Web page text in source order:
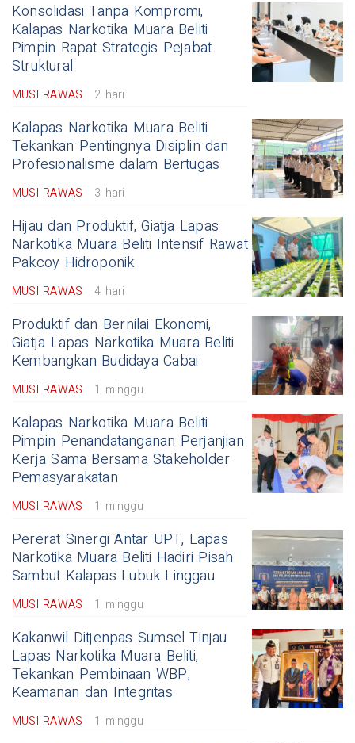
Konsolidasi Tanpa Kompromi,
Kalapas Narkotika Muara Beliti
Pimpin Rapat Strategis Pejabat
Struktural
MUSI RAWAS 2 hari
Kalapas Narkotika Muara Beliti
Tekankan Pentingnya Disiplin dan
Profesionalisme dalam Bertugas
MUSI RAWAS 3 hari
Hijau dan Produktif, Giatja Lapas
Narkotika Muara Beliti Intensif Rawat
Pakcoy Hidroponik
MUSI RAWAS 4 hari
Produktif dan Bernilai Ekonomi,
Giatja Lapas Narkotika Muara Beliti
Kembangkan Budidaya Cabai
MUSI RAWAS 1 minggu
Kalapas Narkotika Muara Beliti
Pimpin Penandatanganan Perjanjian
Kerja Sama Bersama Stakeholder
Pemasyarakatan
MUSI RAWAS 1 minggu
Pererat Sinergi Antar UPT, Lapas
Narkotika Muara Beliti Hadiri Pisah
Sambut Kalapas Lubuk Linggau
MUSI RAWAS 1 minggu
Kakanwil Ditjenpas Sumsel Tinjau
Lapas Narkotika Muara Beliti,
Tekankan Pembinaan WBP,
Keamanan dan Integritas
MUSI RAWAS 1 minggu